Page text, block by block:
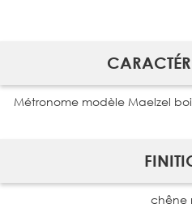
Métronome modèle Maelzel
chêne